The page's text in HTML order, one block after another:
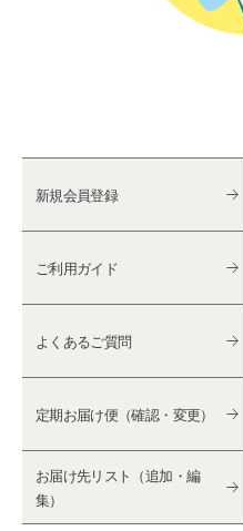
新規会員登録
ご利用ガイド
よくあるご質問
定期お届け便（確認・変更）
お届け先リスト（追加・編
集）